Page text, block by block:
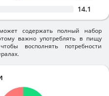
14.1
содержать полный набор
важно употреблять в пищу
восполнять потребности